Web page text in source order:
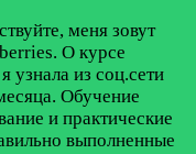
меня зовут
О курсе
из соц.сети
Обучение
и практические
выполненные